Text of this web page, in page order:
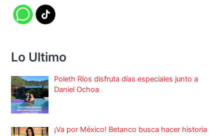
Lo Ultimo
Poleth Ríos disfruta días especiales junto a
Daniel Ochoa
¡Va por México! Betanco busca hacer historia